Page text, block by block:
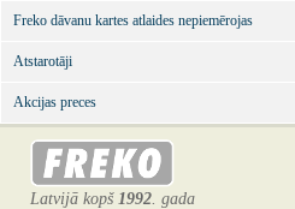
Freko dāvanu kartes atlaides nepiemērojas
Atstarotāji
Akcijas preces
Latvijā kopš 1992. gada